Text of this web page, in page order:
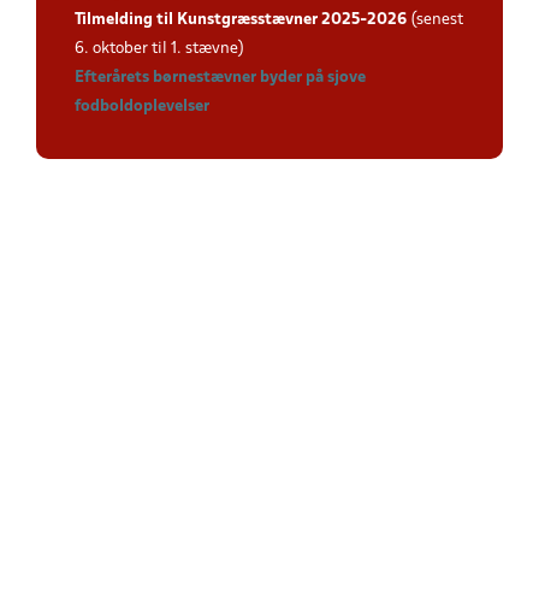
Tilmelding til Kunstgræsstævner 2025-2026 (senest
6. oktober til 1. stævne)
Efterårets børnestævner byder på sjove
fodboldoplevelser